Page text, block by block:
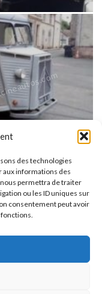
des technologies
aux informations des
permettra de traiter
ou les ID uniques sur
consentement peut avoir